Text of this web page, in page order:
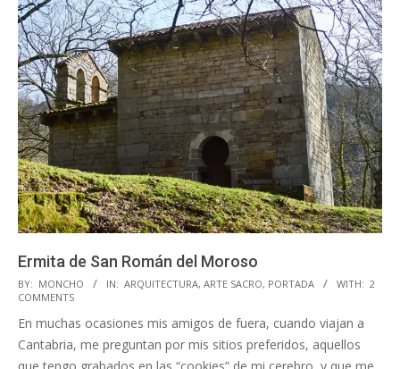
Ermita de San Román del Moroso
2023-
05-
03
BY: MONCHO IN: ARQUITECTURA, ARTE SACRO, PORTADA WITH: 2
COMMENTS
En muchas ocasiones mis amigos de fuera, cuando viajan a
Cantabria, me preguntan por mis sitios preferidos, aquellos